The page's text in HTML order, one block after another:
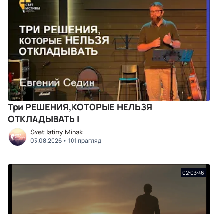
Три РЕШЕНИЯ,КОТОРЫЕ НЕЛЬЗЯ
ОТКЛАДЫВАТЬ I
Svet Istiny Minsk
03.08.2026 101 прагляд
02:03:46